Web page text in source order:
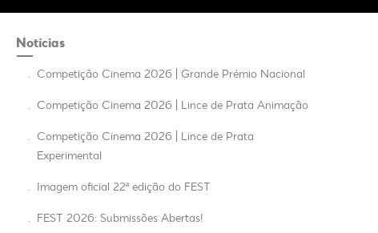
Notícias
. Competição Cinema 2026 | Grande Prémio Nacional
. Competição Cinema 2026 | Lince de Prata Animação
.
Competição Cinema 2026 | Lince de Prata
Experimental
. Imagem oficial 22ª edição do FEST
. FEST 2026: Submissões Abertas!